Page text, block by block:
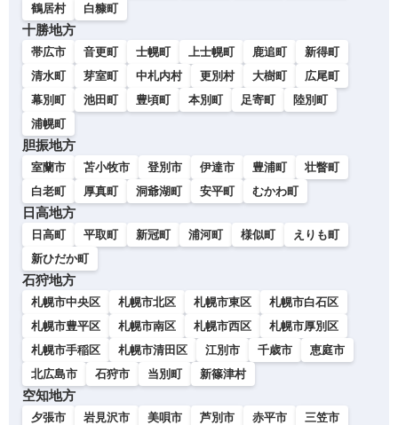
鶴居村
白糠町
十勝地方
帯広市 音更町 士幌町 上士幌町 鹿追町
新得町
清水町
芽室町 中札内村 更別村 大樹町
広尾町
幕別町
池田町 豊頃町 本別町 足寄町
陸別町
浦幌町
胆振地方
室蘭市 苫小牧市 登別市 伊達市 豊浦町
壮瞥町
白老町
厚真町 洞爺湖町 安平町 むかわ町
日高地方
日高町 平取町 新冠町 浦河町 様似町
えりも町
新ひだか町
石狩地方
札幌市中央区 札幌市北区 札幌市東区
札幌市白石区
札幌市豊平区
札幌市南区 札幌市西区
札幌市厚別区
札幌市手稲区
札幌市清田区 江別市 千歳市
恵庭市
北広島市
石狩市 当別町 新篠津村
空知地方
夕張市 岩見沢市 美唄市 芦別市 赤平市
三笠市